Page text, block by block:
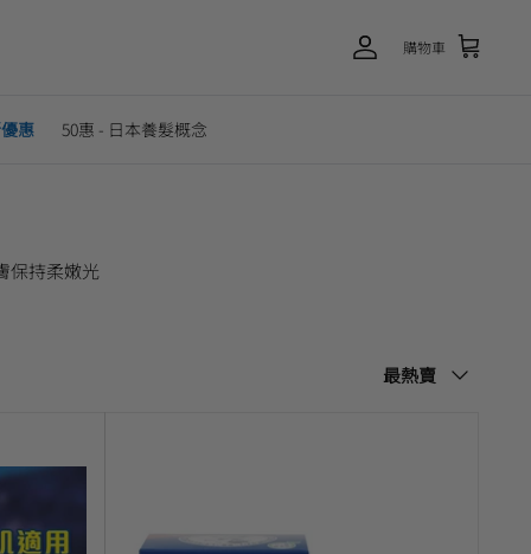
購物車
惠 50惠 - 日本養髮概念
保持柔嫩光
排
序
最熱賣